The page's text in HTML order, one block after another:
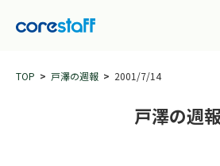
TOP 戸澤の週報 2001/7/14
戸澤の週報